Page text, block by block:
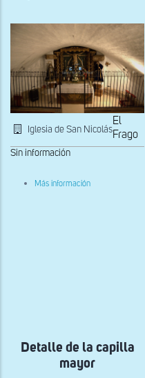
Aramunt
Iglesia de San Nicolás
El
Frago
Sin información
Más información
Detalle de la capilla
mayor